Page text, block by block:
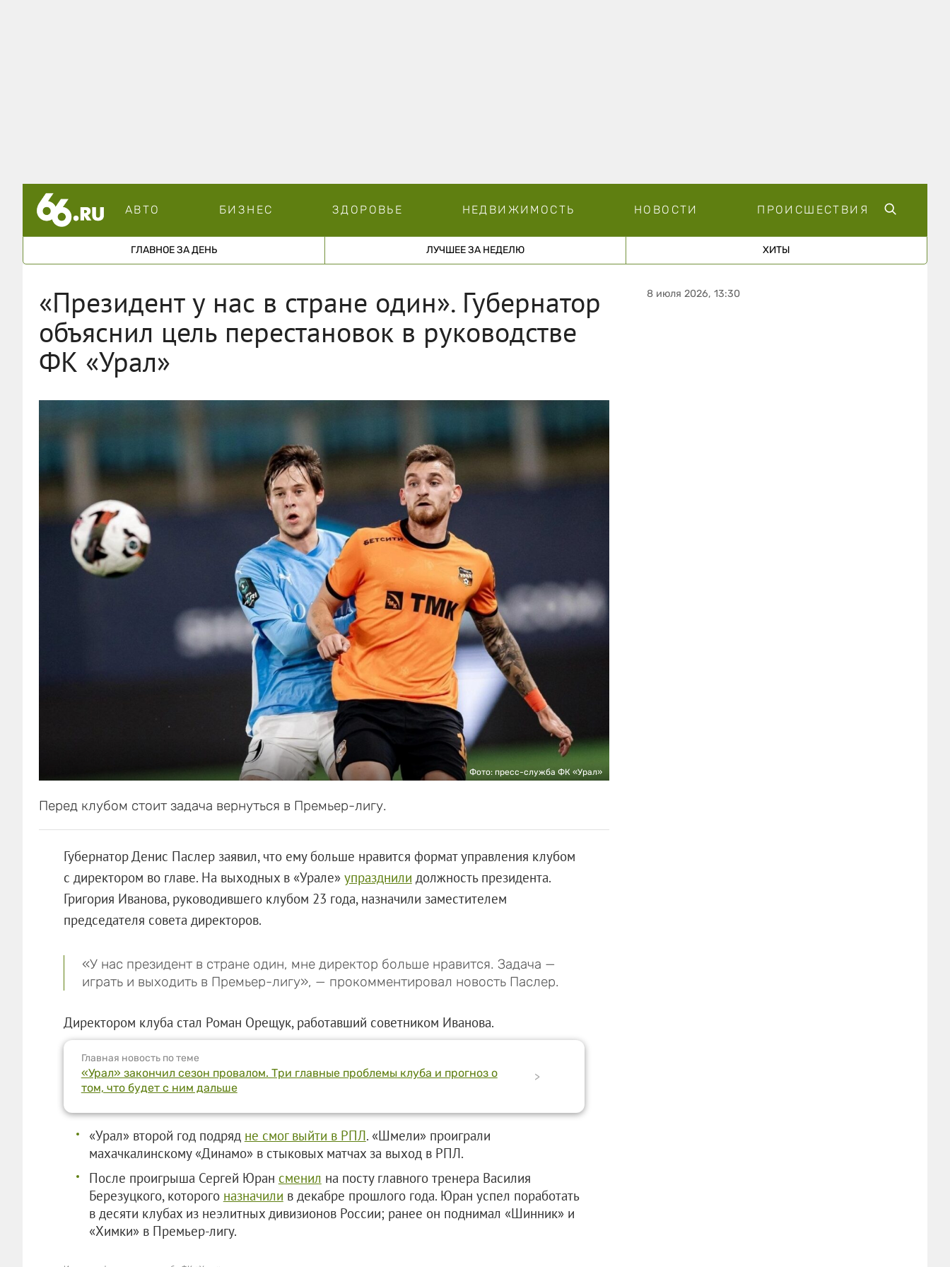
АВТО БИЗНЕС ЗДОРОВЬЕ НЕДВИЖИМОСТЬ НОВОСТИ ПРОИСШЕСТВИЯ
ГЛАВНОЕ ЗА ДЕНЬ ЛУЧШЕЕ ЗА НЕДЕЛЮ ХИТЫ
«Президент у нас в стране один». Губернатор
объяснил цель перестановок в руководстве
ФК «Урал»
Фото: пресс-служба ФК «Урал»
Перед клубом стоит задача вернуться в Премьер-лигу.
Губернатор Денис Паслер заявил, что ему больше нравится формат управления клубом
с директором во главе. На выходных в «Урале» упразднили должность президента.
Григория Иванова, руководившего клубом 23 года, назначили заместителем
председателя совета директоров.
«У нас президент в стране один, мне директор больше нравится. Задача —
играть и выходить в Премьер-лигу», — прокомментировал новость Паслер.
Директором клуба стал Роман Орещук, работавший советником Иванова.
Главная новость по теме
«Урал» закончил сезон провалом. Три главные проблемы клуба и прогноз о
том, что будет с ним дальше
>
«Урал» второй год подряд не смог выйти в РПЛ. «Шмели» проиграли
махачкалинскому «Динамо» в стыковых матчах за выход в РПЛ.
После проигрыша Сергей Юран сменил на посту главного тренера Василия
Березуцкого, которого назначили в декабре прошлого года. Юран успел поработать
в десяти клубах из неэлитных дивизионов России; ранее он поднимал «Шинник» и
«Химки» в Премьер-лигу.
8 июля 2026, 13:30